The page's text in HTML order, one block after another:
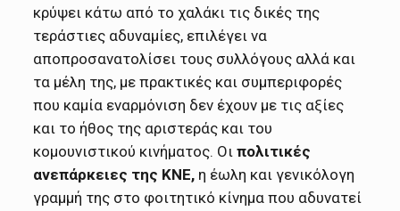
κρύψει κάτω από το χαλάκι τις δικές της
τεράστιες αδυναμίες, επιλέγει να
αποπροσανατολίσει τους συλλόγους αλλά και
τα μέλη της, με πρακτικές και συμπεριφορές
που καμία εναρμόνιση δεν έχουν με τις αξίες
και το ήθος της αριστεράς και του
κομουνιστικού κινήματος. Οιπολιτικές
ανεπάρκειες της ΚΝΕ, η έωλη και γενικόλογη
γραμμή της στο φοιτητικό κίνημα που αδυνατεί